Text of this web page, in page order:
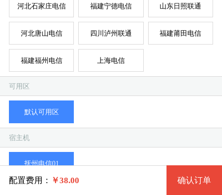
混
全
全
全
全
超
河北石家庄电信 福建宁德电信 山东日照联通
河北唐山电信 四川泸州联通 福建莆田电信
福建福州电信 上海电信
可用区
默认可用区
宿主机
抚州电信01
剩余59台
规格
拨号Y区套餐三 362 4核 2G
Windows
系统版本
Win 764 流畅版 (1G以上)
Win 2003
Win 732 完整版 (1G以上)
配置费用： ￥38.00 确认订单